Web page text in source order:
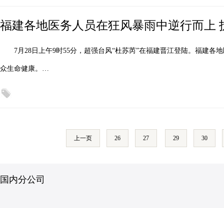
福建各地医务人员在狂风暴雨中逆行而上
7月28日上午9时55分，超强台风“杜苏芮”在福建晋江登陆。福建各
众生命健康。…
上一页 26 27 29 30
国内分公司